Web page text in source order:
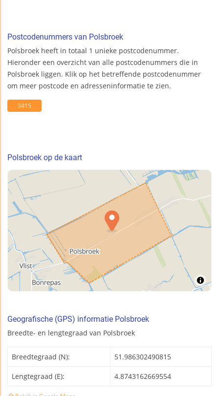
Postcodenummers van Polsbroek
Polsbroek heeft in totaal 1 unieke postcodenummer.
Hieronder een overzicht van alle postcodenummers die in
Polsbroek liggen. Klik op het betreffende postcodenummer
om meer postcode en adresseninformatie te zien.
3415
Polsbroek op de kaart
Geografische (GPS) informatie Polsbroek
Breedte- en lengtegraad van Polsbroek
Breedtegraad (N): 51.986302490815
Lengtegraad (E): 4.8743162669554